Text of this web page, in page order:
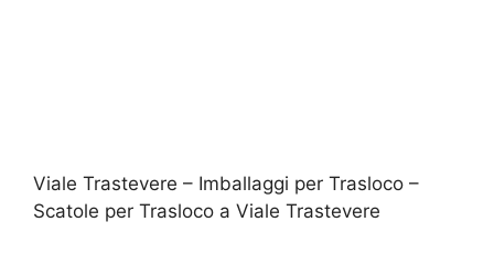
Viale Trastevere – Imballaggi per Trasloco –
Scatole per Trasloco a Viale Trastevere